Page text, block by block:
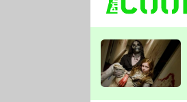
TŘESKU
FUTURAMA